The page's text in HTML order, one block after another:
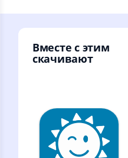
Вместе с этим
скачивают